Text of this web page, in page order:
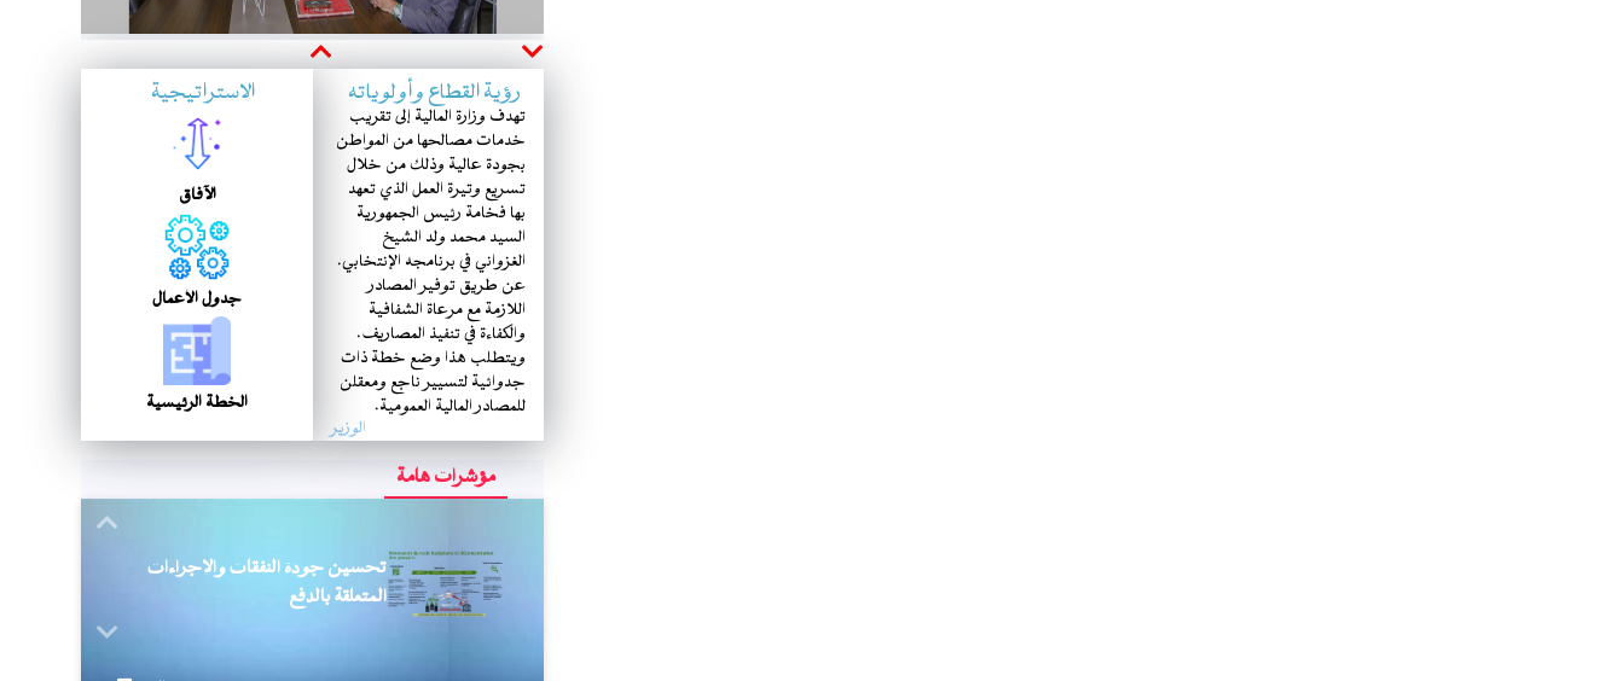
رؤية القطاع وأولوياته
تهدف وزارة المالية إلى تقريب
خدمات مصالحها من المواطن
بجودة عالية وذلك من خلال
تسريع وتيرة العمل الذي تعهد
بها فخامة رئيس الجمهورية
السيد محمد ولد الشيخ
الغزواني في برنامجه الإنتخابي.
عن طريق توفير المصادر
اللازمة مع مرعاة الشفافية
والكفاءة في تنفيذ المصاريف.
ويتطلب هذا وضع خطة ذات
جدوائية لتسيير ناجع ومعقلن
للمصادر المالية العمومية.
الوزير
الاستراتيجية
الآفاق
جدول الأعمال
الخطة الرئيسية
مؤشرات هامة
تحسين جودة النفقات والإجراءات
المتعلقة بالدفع
Previous
Next